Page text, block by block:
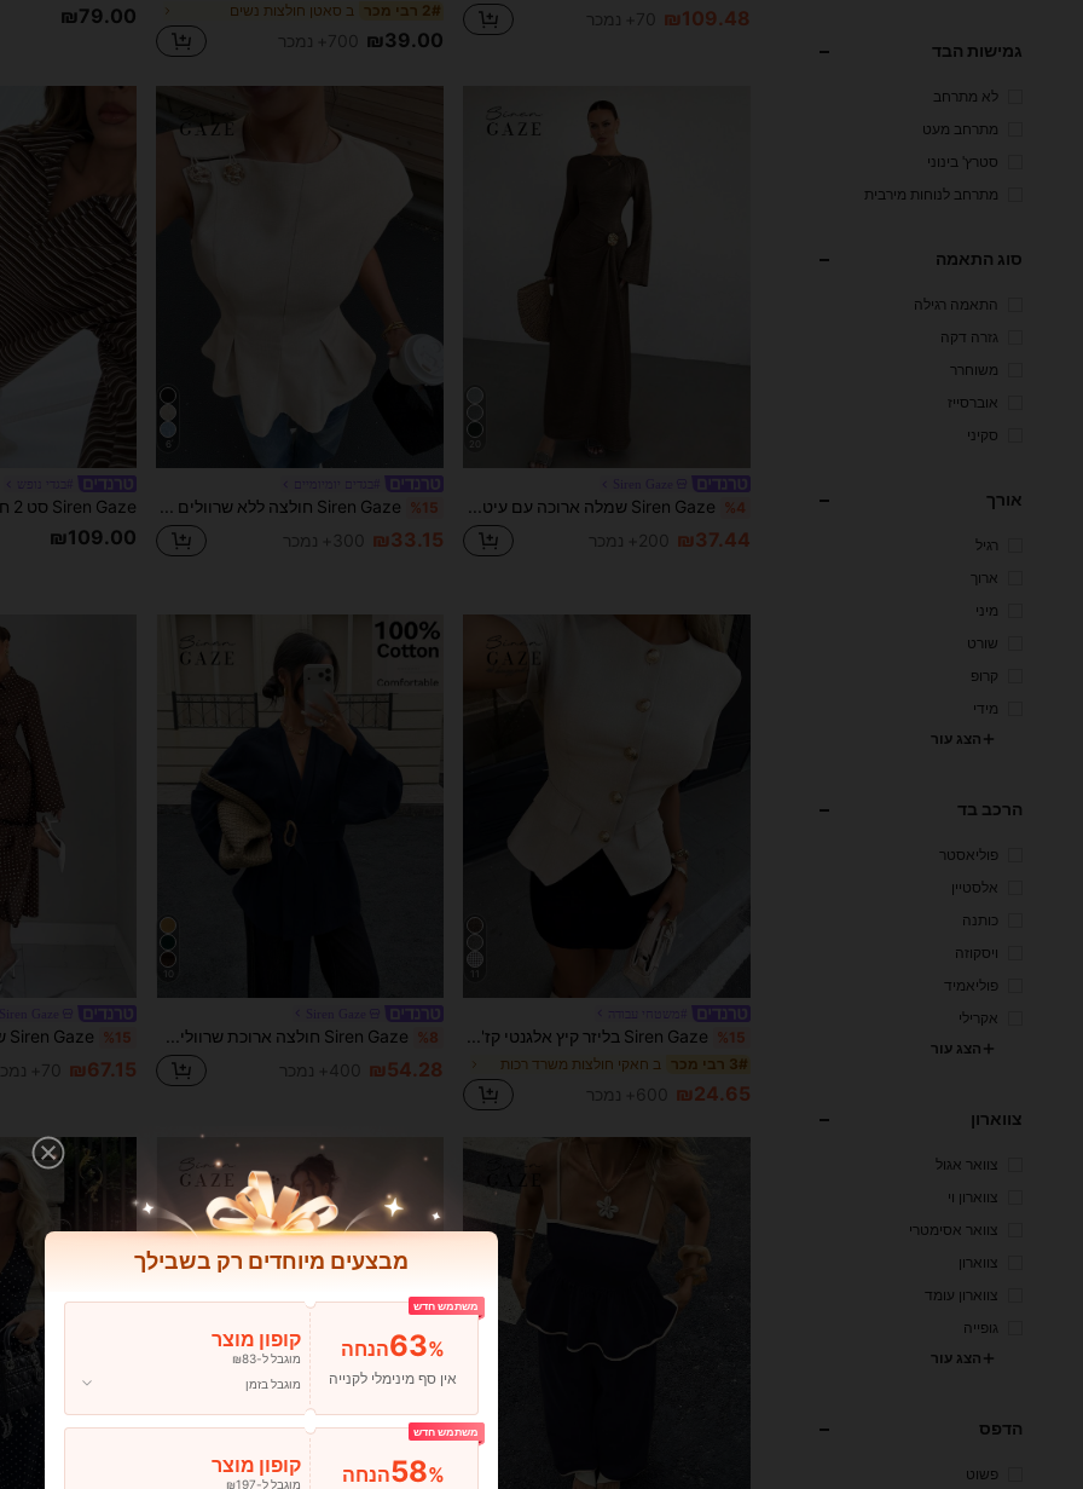
גמישות הבד
לא מתרחב
מתרחב מעט
סטרץ' בינוני
מתרחב לנוחות מירבית
סוג התאמה
התאמה רגילה
גזרה דקה
משוחרר
אוברסייז
סקיני
אורך
רגיל
ארוך
מיני
שורט
קרופ
מידי
הצג עור
הרכב בד
פוליאסטר
אלסטיין
כותנה
ויסקוזה
פוליאמיד
אקרילי
הצג עור
צווארון
צוואר אגול
צווארון וי
צוואר אסימטרי
צווארון
צווארון עומד
גופייה
הצג עור
הדפס
פשוט
₪109.48 70+ נמכר 2# רבי מכר ב סאטן חולצות נשים
₪39.00 700+ נמכר
₪79.00
20
%4
₪37.44 200+ נמכר
6
%15
₪33.15 300+ נמכר ₪109.00
%15
3# רבי מכר ב חאקי חולצות משרד רכות
₪24.65 600+ נמכר
%8
₪54.28 400+ נמכר
%15
₪67.15 70+ נמכר
מבצעים מיוחדים רק בשבילך
משתמש חדש
63%הנחה
אין סף מינימלי לקנייה
קופון מוצר
מוגבל ל-₪83
מוגבל בזמן
משתמש חדש
58%הנחה קופון מוצר
מוגבל ל-₪197